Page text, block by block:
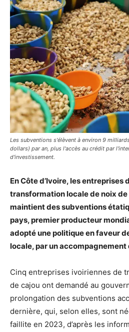
Les subventions s'élèvent à environ 9
dollars) par an, plus l'accès au crédit par
d'investissement.
En Côte d’Ivoire, les entreprises
transformation locale de noix
maintient des subventions
pays, premier producteur
adopté une politique en faveur
locale, par un accompagnement
Cinq entreprises ivoiriennes de
de cajou ont demandé au
prolongation des subventions
dernière, qui, selon elles, sont
faillite en 2023, d’après les